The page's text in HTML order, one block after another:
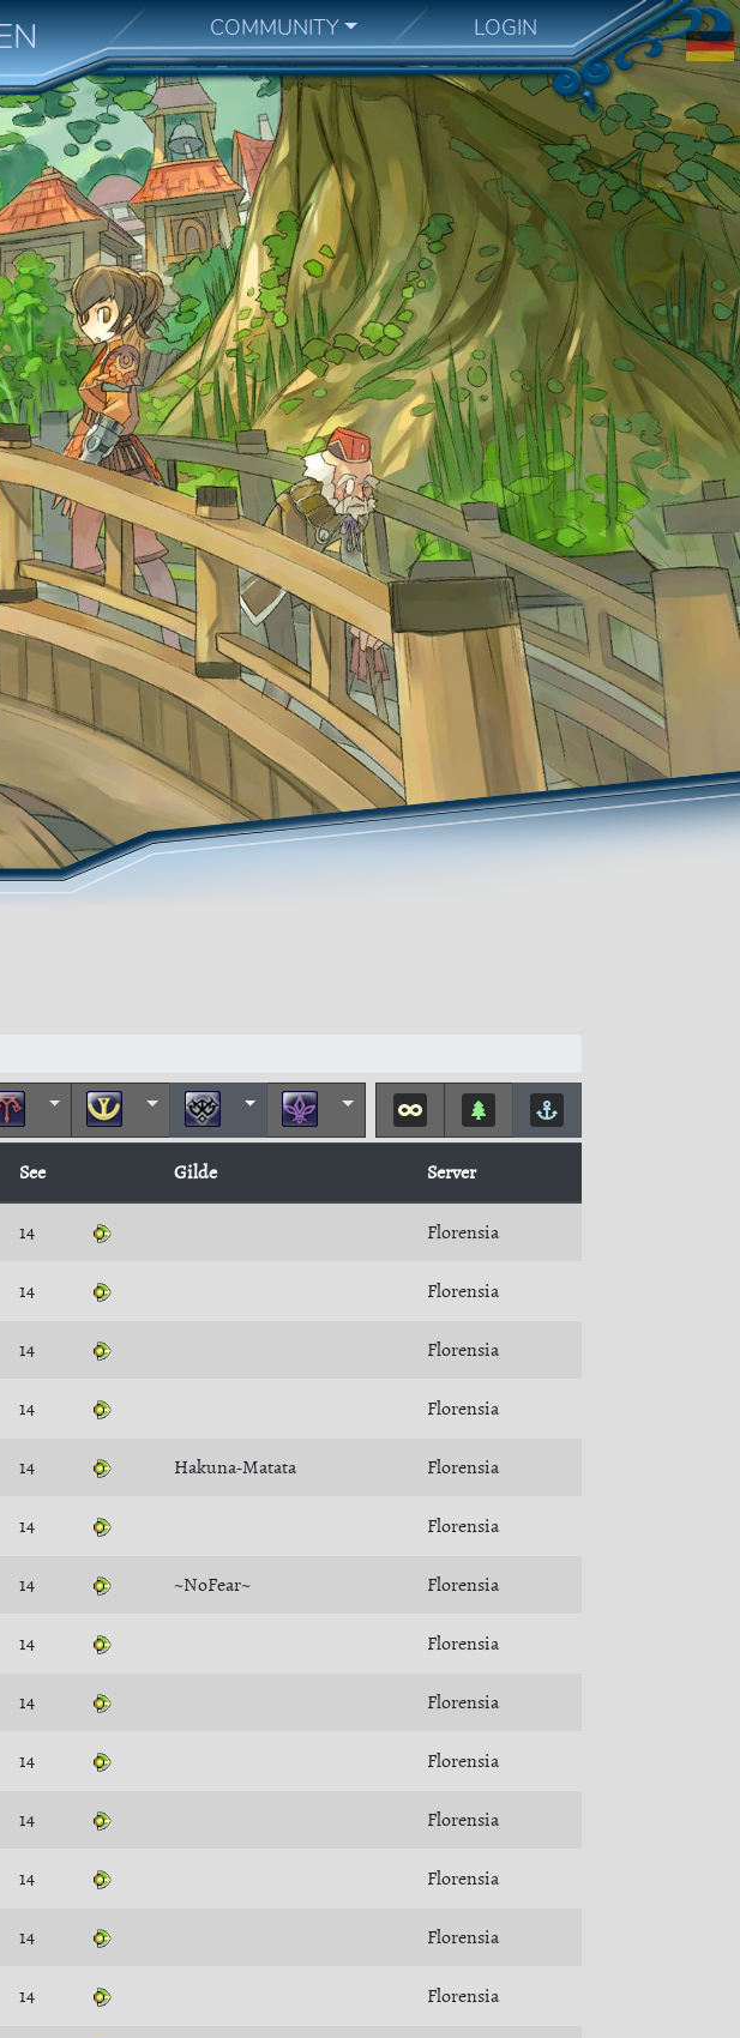
COMMUNITY LOGIN
See Gilde Server
14 Florensia
14 Florensia
14 Florensia
14 Florensia
14 Hakuna-Matata Florensia
14 Florensia
14 ~NoFear~ Florensia
14 Florensia
14 Florensia
14 Florensia
14 Florensia
14 Florensia
14 Florensia
14 Florensia